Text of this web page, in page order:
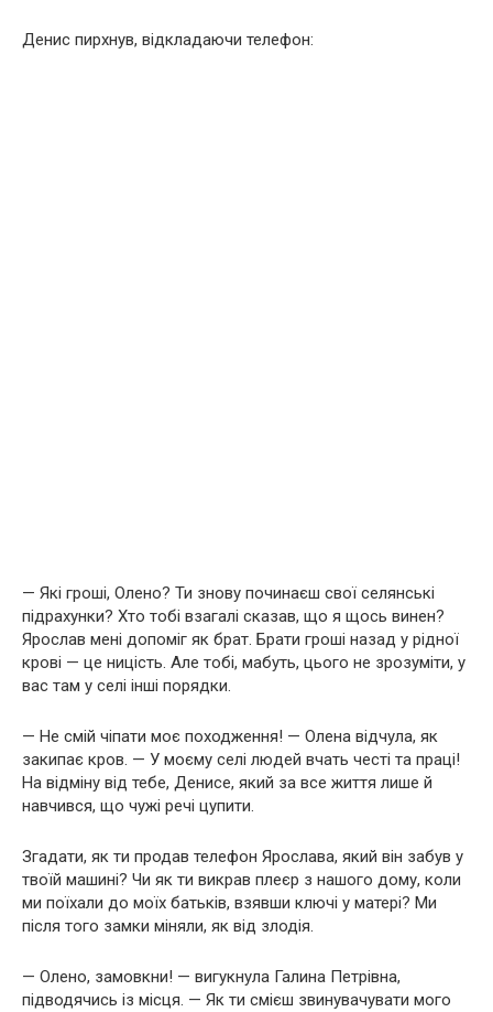
Денис пирхнув, відкладаючи телефон:
— Які гроші, Олено? Ти знову починаєш свої селянські
підрахунки? Хто тобі взагалі сказав, що я щось винен?
Ярослав мені допоміг як брат. Брати гроші назад у рідної
крові — це ницість. Але тобі, мабуть, цього не зрозуміти, у
вас там у селі інші порядки.
— Не смій чіпати моє походження! — Олена відчула, як
закипає кров. — У моєму селі людей вчать честі та праці!
На відміну від тебе, Денисе, який за все життя лише й
навчився, що чужі речі цупити.
Згадати, як ти продав телефон Ярослава, який він забув у
твоїй машині? Чи як ти викрав плеєр з нашого дому, коли
ми поїхали до моїх батьків, взявши ключі у матері? Ми
після того замки міняли, як від злодія.
— Олено, замовкни! — вигукнула Галина Петрівна,
підводячись із місця. — Як ти смієш звинувачувати мого